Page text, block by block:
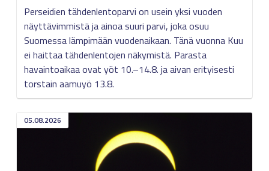
Perseidien tähdenlentoparvi on usein yksi vuoden
näyttävimmistä ja ainoa suuri parvi, joka osuu
Suomessa lämpimään vuodenaikaan. Tänä vuonna Kuu
ei haittaa tähdenlentojen näkymistä. Parasta
havaintoaikaa ovat yöt 10.–14.8. ja aivan erityisesti
torstain aamuyö 13.8.
05.08.2026